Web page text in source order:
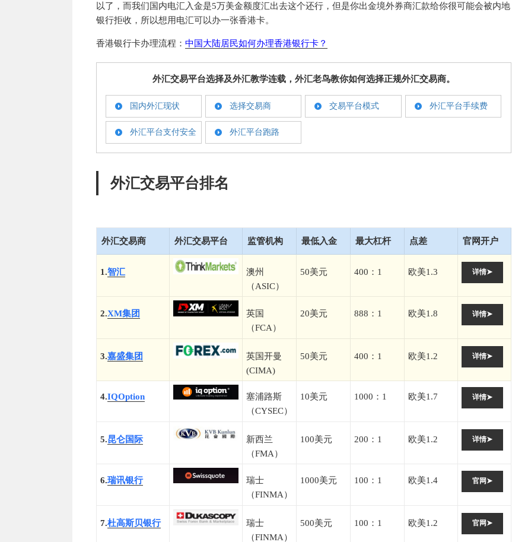
以了，而我们国内电汇入金是5万美金额度汇出去这个还行，但是你出金境外券商汇款给你很可能会被内地
银行拒收，所以想用电汇可以办一张香港卡。
香港银行卡办理流程： 中国大陆居民如何办理香港银行卡？
外汇交易平台选择及外汇教学连载，外汇老鸟教你如何选择正规外汇交易商。
国内外汇现状 选择交易商 交易平台模式 外汇平台手续费
外汇平台支付安全 外汇平台跑路
外汇交易平台排名
外汇交易商 外汇交易平台 监管机构 最低入金 最大杠杆 点差 官网开户
1.智汇
澳州
（ASIC）
50美元 400：1 欧美1.3 详情➤
2.XM集团
英国
（FCA）
20美元 888：1 欧美1.8 详情➤
3.嘉盛集团
英国开曼
(CIMA)
50美元 400：1 欧美1.2 详情➤
4.IQOption
塞浦路斯
（CYSEC）
10美元 1000：1 欧美1.7 详情➤
5.昆仑国际
新西兰
（FMA）
100美元 200：1 欧美1.2 详情➤
6.瑞讯银行
瑞士
（FINMA）
1000美元 100：1 欧美1.4 官网➤
7.杜高斯贝银行
瑞士
（FINMA）
500美元 100：1 欧美1.2 官网➤